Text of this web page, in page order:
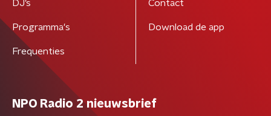
DJ’s
Programma's
Frequenties
Contact
Download de app
NPO Radio 2 nieuwsbrief